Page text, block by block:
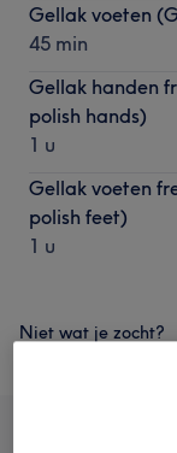
Gellak voeten
45 min
Gellak handen
polish hands)
1 u
Gellak voeten
polish feet)
1 u
Niet wat je zocht?